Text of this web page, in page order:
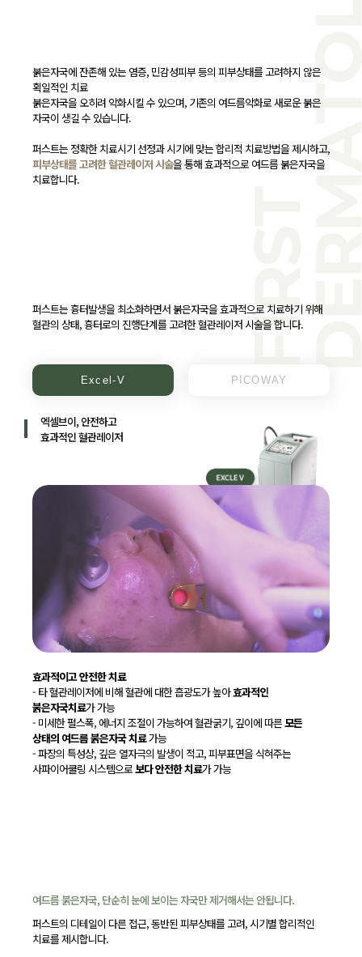
붉은자국에 잔존해 있는 염증, 민감성피부 등의 피부상태를 고려하지 않은
획일적인 치료
붉은자국을 오히려 악화시킬 수 있으며, 기존의 여드름악화로 새로운 붉은
자국이 생길 수 있습니다.
퍼스트는 정확한 치료시기 선정과 시기에 맞는 합리적 치료방법을 제시하고,
피부상태를 고려한 혈관레이저 시술을 통해 효과적으로 여드름 붉은자국을
치료합니다.
퍼스트는 흉터발생을 최소화하면서 붉은자국을 효과적으로 치료하기 위해
혈관의 상태, 흉터로의 진행단계를 고려한 혈관레이저 시술을 합니다.
Excel-V PICOWAY
엑셀브이, 안전하고
효과적인 혈관레이저
효과적이고 안전한 치료
- 타 혈관레이저에 비해 혈관에 대한 흡광도가 높아효과적인
붉은자국치료가 가능
- 미세한 펄스폭, 에너지 조절이 가능하여 혈관굵기, 깊이에 따른모든
상태의 여드름 붉은자국 치료가능
- 파장의 특성상, 깊은 열자극의 발생이 적고, 피부표면을 식혀주는
사파이어쿨링 시스템으로보다 안전한 치료가 가능
여드름 붉은자국, 단순히 눈에 보이는 자국만 제거해서는 안됩니다.
퍼스트의 디테일이 다른 접근, 동반된 피부상태를 고려, 시기별 합리적인
치료를 제시합니다.